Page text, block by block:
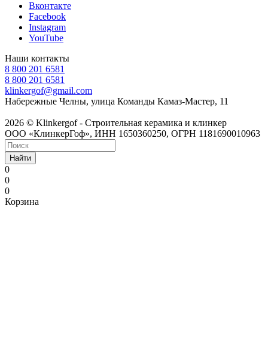
Вконтакте
Facebook
Instagram
YouTube
Наши контакты
8 800 201 6581
8 800 201 6581
klinkergof@gmail.com
Набережные Челны, улица Команды Камаз-Мастер, 11
2026 © Klinkergof - Строительная керамика и клинкер
ООО «КлинкерГоф», ИНН 1650360250, ОГРН 1181690010963
Найти
0
0
0
Корзина